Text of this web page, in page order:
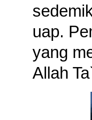
uap.
yang
Allah